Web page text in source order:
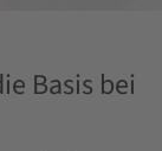
Basis bei